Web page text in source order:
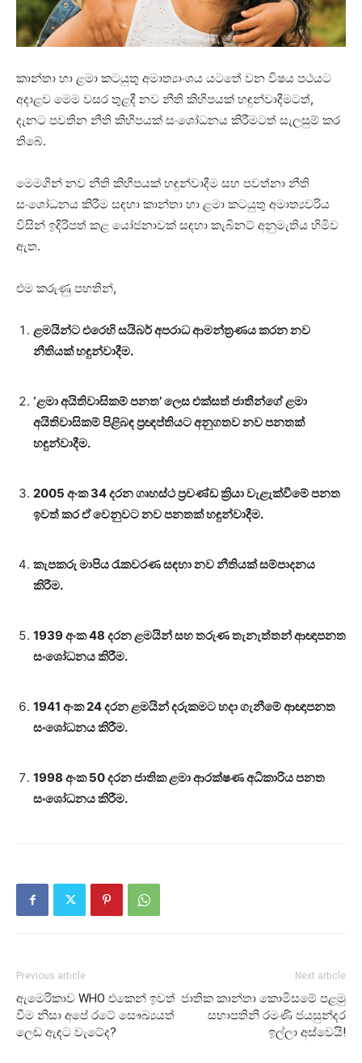
කාන්තා හා ළමා කටයුතු අමාත්‍යාංශය යටතේ වන විෂය පථයට
අදාළව මෙම වසර තුළදී නව නීති කිහිපයක් හඳුන්වාදීමටත්,
දැනට පවතින නීති කිහිපයක් සංශෝධනය කිරීමටත් සැලසුම් කර
තිබේ.
මෙමගින් නව නීති කිහිපයක් හඳුන්වාදීම සහ පවත්නා නීති
සංශෝධනය කිරීම සඳහා කාන්තා හා ළමා කටයුතු අමාත්‍යවරිය
විසින් ඉදිරිපත් කළ යෝජනාවක් සඳහා කැබිනට් අනුමැතිය හිමිව
ඇත.
එම කරුණු පහතින්,
ළමයින්ට එරෙහි සයිබර් අපරාධ ආමන්ත්‍රණය කරන නව
නීතියක් හඳුන්වාදීම.
‘ළමා අයිතිවාසිකම් පනත’ ලෙස එක්සත් ජාතීන්ගේ ළමා
අයිතිවාසිකම් පිළිබඳ ප්‍රඥප්තියට අනුගතව නව පනතක්
හඳුන්වාදීම.
2005 අංක 34 දරන ගෘහස්ථ ප්‍රචණ්ඩ ක්‍රියා වැළැක්වීමේ පනත
ඉවත් කර ඒ වෙනුවට නව පනතක් හඳුන්වාදීම.
කැපකරු මාපිය රැකවරණ සඳහා නව නීතියක් සම්පාදනය
කිරීම.
1939 අංක 48 දරන ළමයින් සහ තරුණ තැනැත්තන් ආඥාපනත
සංශෝධනය කිරීම.
1941 අංක 24 දරන ළමයින් දරුකමට හදා ගැනීමේ ආඥාපනත
සංශෝධනය කිරීම.
1998 අංක 50 දරන ජාතික ළමා ආරක්ෂණ අධිකාරිය පනත
සංශෝධනය කිරීම.
Previous article
ඇමෙරිකාව WHO එකෙන් ඉවත්
වීම නිසා අපේ රටේ සෞඛ්‍යයත්
ලෙඩ ඇඳට වැටේද?
Next article
ජාතික කාන්තා කොමිසමේ පළමු
සභාපතිනි රමණි ජයසුන්දර
ඉල්ලා අස්වෙයි!